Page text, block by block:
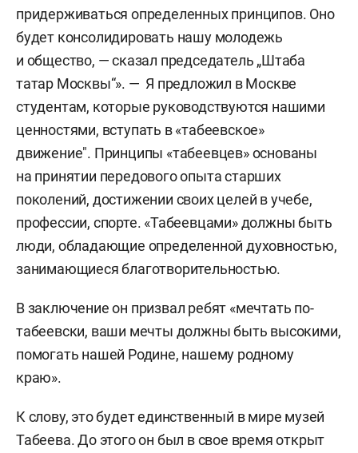
придерживаться определенных принципов. Оно
будет консолидировать нашу молодежь
и общество, — сказал председатель „Штаба
татар Москвы“». — Я предложил в Москве
студентам, которые руководствуются нашими
ценностями, вступать в «табеевское»
движение". Принципы «табеевцев» основаны
на принятии передового опыта старших
поколений, достижении своих целей в учебе,
профессии, спорте. «Табеевцами» должны быть
люди, обладающие определенной духовностью,
занимающиеся благотворительностью.
В заключение он призвал ребят «мечтать по-
табеевски, ваши мечты должны быть высокими,
помогать нашей Родине, нашему родному
краю».
К слову, это будет единственный в мире музей
Табеева. До этого он был в свое время открыт